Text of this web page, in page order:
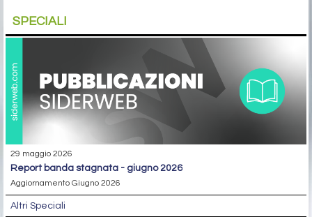
SPECIALI
29 maggio 2026
report banda stagnata - giugno 2026
Aggiornamento Giugno 2026
Altri Speciali